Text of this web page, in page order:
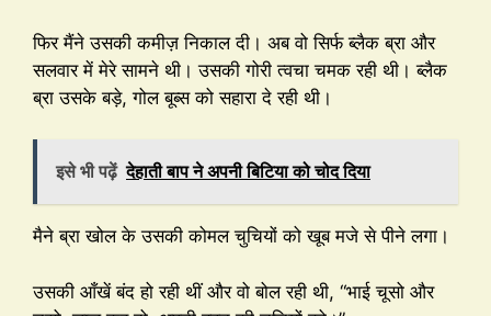
फिर मैंने उसकी कमीज़ निकाल दी। अब वो सिर्फ ब्लैक ब्रा और
सलवार में मेरे सामने थी। उसकी गोरी त्वचा चमक रही थी। ब्लैक
ब्रा उसके बड़े, गोल बूब्स को सहारा दे रही थी।
इसे भी पढ़ें देहाती बाप ने अपनी बिटिया को चोद दिया
मैने ब्रा खोल के उसकी कोमल चुचियों को खूब मजे से पीने लगा।
उसकी आँखें बंद हो रही थीं और वो बोल रही थी, “भाई चूसो और